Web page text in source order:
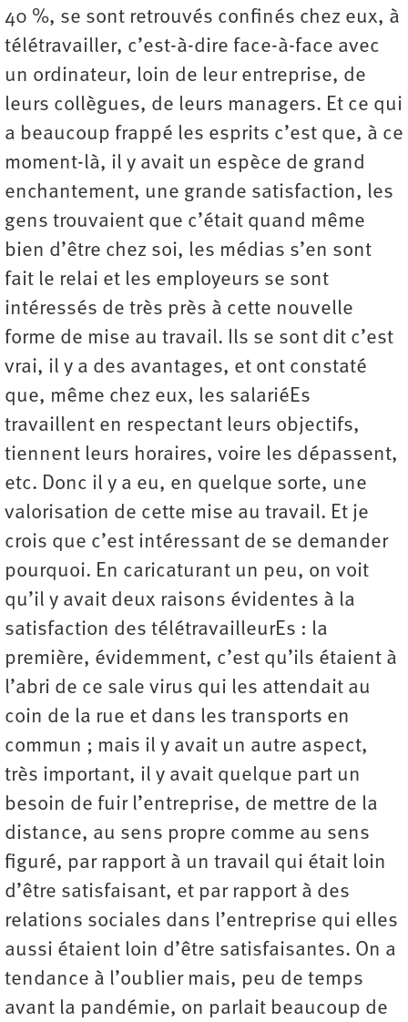
40 %, se sont retrouvés confinés chez eux, à
télé­travailler, c’est-à-dire face-à-face avec
un ordinateur, loin de leur entreprise, de
leurs collègues, de leurs managers. Et ce qui
a beaucoup frappé les esprits c’est que, à ce
moment-là, il y avait un espèce de grand
enchantement, une grande satisfaction, les
gens trouvaient que c’était quand même
bien d’être chez soi, les médias s’en sont
fait le relai et les employeurs se sont
intéressés de très près à cette nouvelle
forme de mise au travail. Ils se sont dit c’est
vrai, il y a des avantages, et ont constaté
que, même chez eux, les salariéEs
travaillent en respectant leurs objectifs,
tiennent leurs horaires, voire les dépassent,
etc. Donc il y a eu, en quelque sorte, une
valorisation de cette mise au travail. Et je
crois que c’est intéressant de se demander
pourquoi. En caricaturant un peu, on voit
qu’il y avait deux raisons évidentes à la
satisfaction des télétravailleurEs : la
première, évidemment, c’est qu’ils étaient à
l’abri de ce sale virus qui les attendait au
coin de la rue et dans les transports en
commun ; mais il y avait un autre aspect,
très important, il y avait quelque part un
besoin de fuir l’entreprise, de mettre de la
distance, au sens propre comme au sens
figuré, par rapport à un travail qui était loin
d’être satisfaisant, et par rapport à des
relations sociales dans l’entreprise qui elles
aussi étaient loin d’être satisfaisantes. On a
tendance à l’oublier mais, peu de temps
avant la pandémie, on parlait beaucoup de